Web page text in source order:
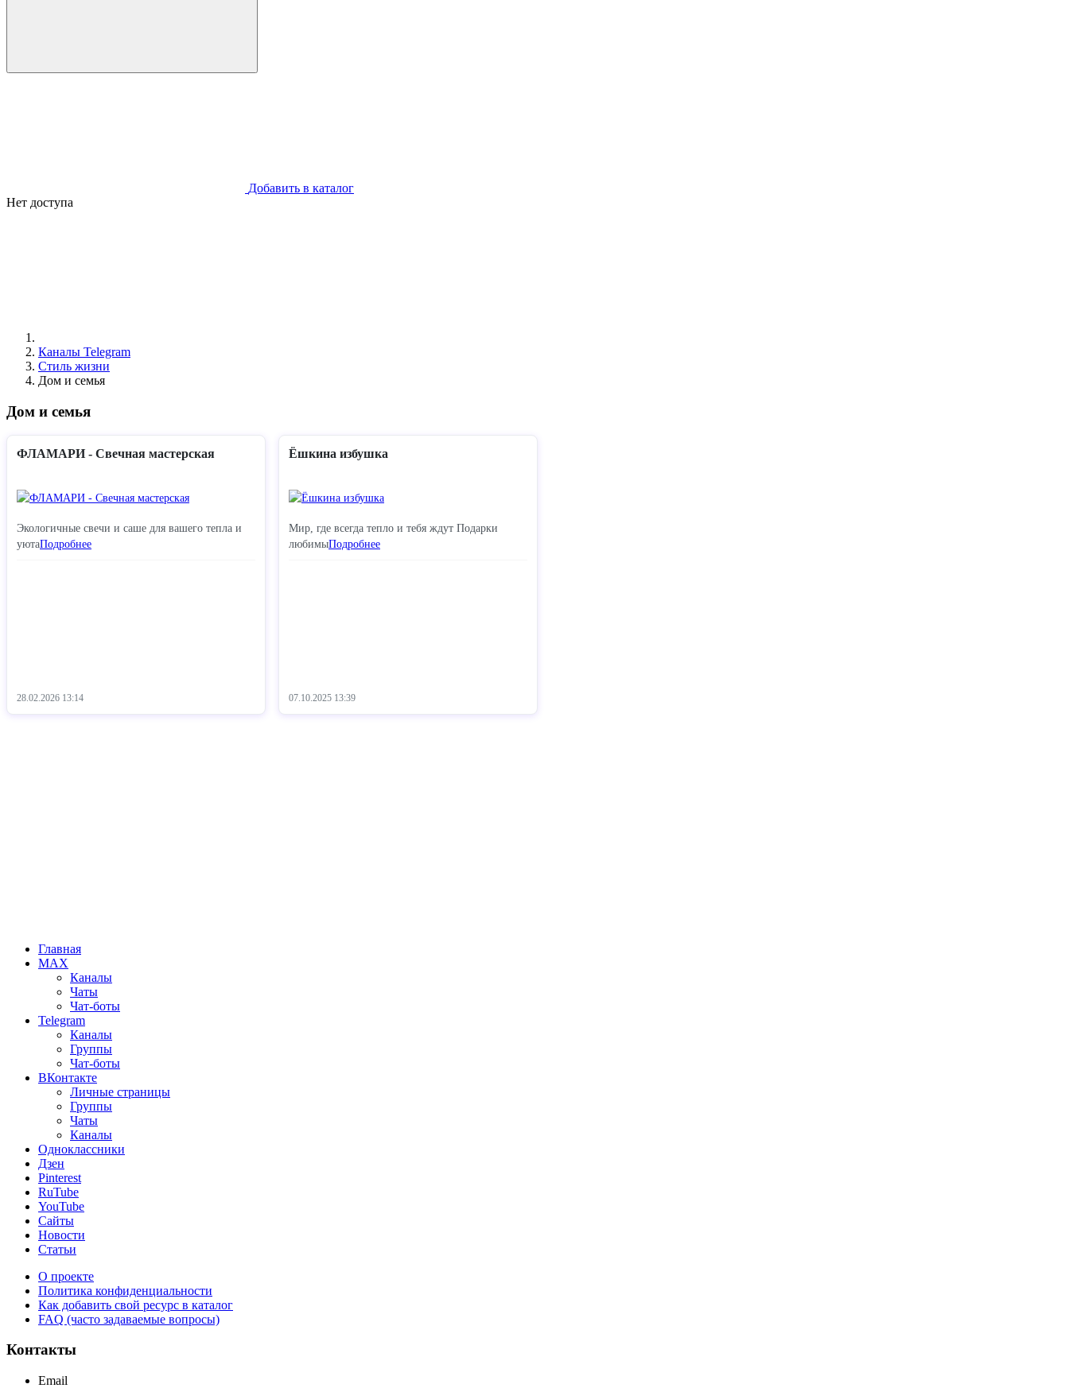
Добавить в каталог
Нет доступа
Каналы Telegram
Стиль жизни
Дом и семья
Дом и семья
ФЛАМАРИ - Свечная мастерская
Экологичные свечи и саше для вашего тепла и
уютаПодробнее
28.02.2026 13:14
Ëшкина избушка
Мир, где всегда тепло и тебя ждут Подарки
любимыПодробнее
07.10.2025 13:39
Главная
MAX
Каналы
Чаты
Чат-боты
Telegram
Каналы
Группы
Чат-боты
ВКонтакте
Личные страницы
Группы
Чаты
Каналы
Одноклассники
Дзен
Pinterest
RuTube
YouTube
Сайты
Новости
Статьи
О проекте
Политика конфиденциальности
Как добавить свой ресурс в каталог
FAQ (часто задаваемые вопросы)
Контакты
Email